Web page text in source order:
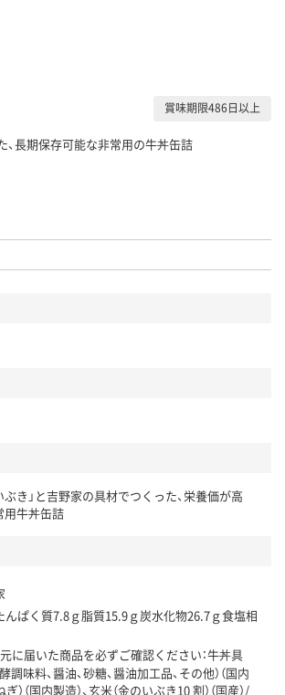
賞味期限486日以上
、長期保存可能な非常用の牛丼缶詰
ぶき」と吉野家の具材でつくった、栄養価が高
用牛丼缶詰
んぱく質7.8ｇ脂質15.9ｇ炭水化物26.7ｇ食塩相
届いた商品を必ずご確認ください：牛丼具
調味料、醤油、砂糖、醤油加工品、その他）（国内
ぎ）（国内製造）、玄米（金のいぶき10 割）（国産）/